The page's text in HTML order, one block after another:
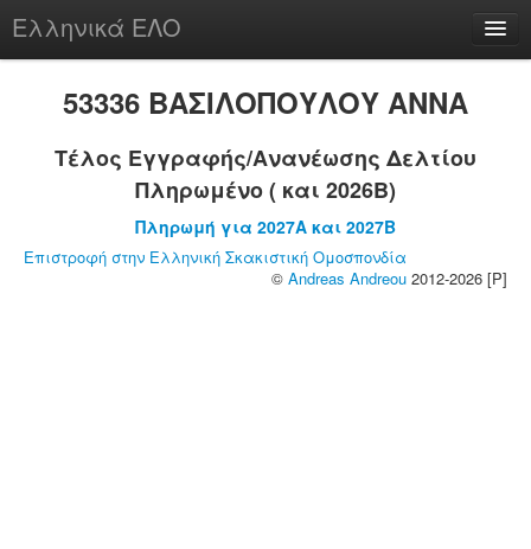
Ελληνικά ΕΛΟ
chesstu.be @ discord
53336 ΒΑΣΙΛΟΠΟΥΛΟΥ ΑΝΝΑ
Τέλος Εγγραφής/Ανανέωσης Δελτίου
Πληρωμένο ( και 2026B)
Πληρωμή για 2027A και 2027B
Επιστροφή στην Ελληνική Σκακιστική Ομοσπονδία
© Andreas Andreou 2012-2026 [P]